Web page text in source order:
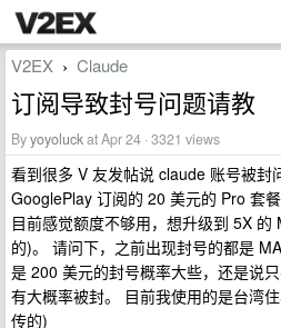
V2EX › Claude
订阅导致封号问题请教
Byyoyoluckat Apr 24 · 3321 views
看到很多 V 友发帖说 claude 账号被封
GooglePlay 订阅的 20 美元的 Pro 套
目前感觉额度不够用，想升级到 5X
的)。 请问下，之前出现封号的都是
是 200 美元的封号概率大些，还是说
有大概率被封。 目前我使用的是台湾
传的)